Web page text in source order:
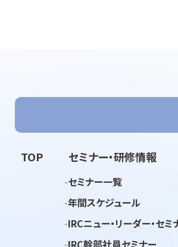
TOP セミナー・研修情報
セミナー一覧
年間スケジュール
IRCニュー・リーダー・セミ
IRC幹部社員セミナー